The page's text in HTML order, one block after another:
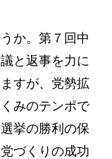
か。第７回中
と返事を力に
すが、党勢拡
みのテンポで
挙の勝利の保
づくりの成功